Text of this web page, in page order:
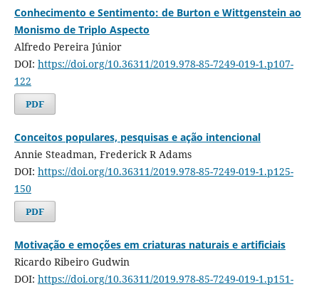
Conhecimento e Sentimento: de Burton e Wittgenstein ao
Monismo de Triplo Aspecto
Alfredo Pereira Júnior
DOI: https://doi.org/10.36311/2019.978-85-7249-019-1.p107-
122
PDF
Conceitos populares, pesquisas e ação intencional
Annie Steadman, Frederick R Adams
DOI: https://doi.org/10.36311/2019.978-85-7249-019-1.p125-
150
PDF
Motivação e emoções em criaturas naturais e artificiais
Ricardo Ribeiro Gudwin
DOI: https://doi.org/10.36311/2019.978-85-7249-019-1.p151-